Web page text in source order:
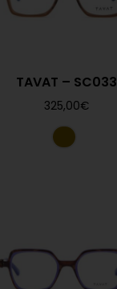
TAVAT – SC033
325,00€